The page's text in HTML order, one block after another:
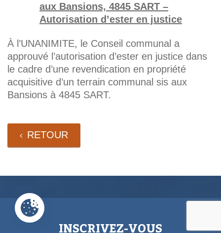
aux Bansions, 4845 SART –
Autorisation d’ester en justice
À l’UNANIMITE, le Conseil communal a
approuvé l’autorisation d’ester en justice dans
le cadre d’une revendication en propriété
acquisitive d’un terrain communal sis aux
Bansions à 4845 SART.
RETOUR